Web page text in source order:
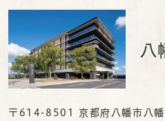
八
〒614-8501 京都府八幡市八幡